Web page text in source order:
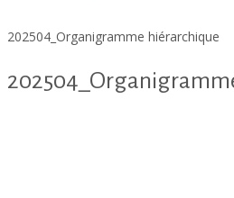
202504_Organigramme hiérarchique